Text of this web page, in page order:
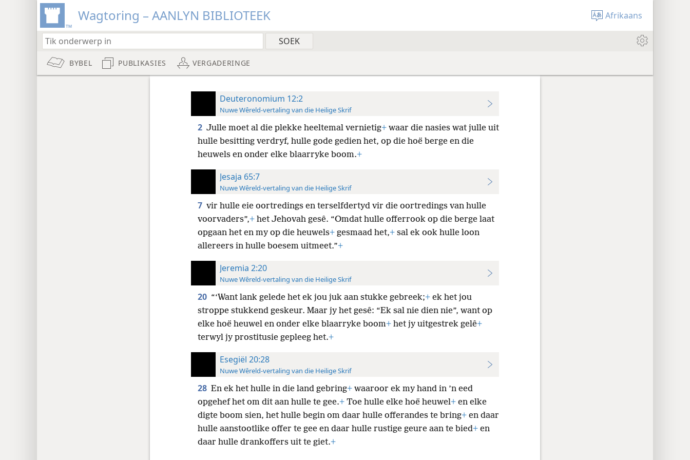
Wagtoring – AANLYN BIBLIOTEEK Afrikaans
BYBEL PUBLIKASIES VERGADERINGE
Deuteronomium 12:2
Nuwe Wêreld-vertaling van die Heilige Skrif
2 Julle moet al die plekke heeltemal vernietig+waar die nasies wat julle uit
hulle besitting verdryf, hulle gode gedien het, op die hoë berge en die
heuwels en onder elke blaarryke boom.+
Jesaja 65:7
Nuwe Wêreld-vertaling van die Heilige Skrif
7 vir hulle eie oortredings en terselfdertyd vir die oortredings van hulle
voorvaders”,+het Jehovah gesê. “Omdat hulle offerrook op die berge laat
opgaan het en my op die heuwels+gesmaad het,+sal ek ook hulle loon
allereers in hulle boesem uitmeet.”+
Jeremia 2:20
Nuwe Wêreld-vertaling van die Heilige Skrif
20 “‘Want lank gelede het ek jou juk aan stukke gebreek;+ek het jou
stroppe stukkend geskeur. Maar jy het gesê: “Ek sal nie dien nie”, want op
elke hoë heuwel en onder elke blaarryke boom+het jy uitgestrek gelê+
terwyl jy prostitusie gepleeg het.+
Esegiël 20:28
Nuwe Wêreld-vertaling van die Heilige Skrif
28 En ek het hulle in die land gebring+waaroor ek my hand in ’n eed
opgehef het om dit aan hulle te gee.+Toe hulle elke hoë heuwel+en elke
digte boom sien, het hulle begin om daar hulle offerandes te bring+en daar
hulle aanstootlike offer te gee en daar hulle rustige geure aan te bied+en
daar hulle drankoffers uit te giet.+